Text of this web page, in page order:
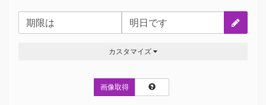
カスタマイズ
画像取得